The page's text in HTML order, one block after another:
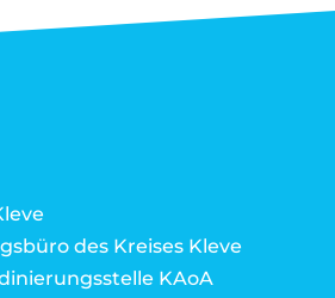
des Kreises Kleve
KAoA